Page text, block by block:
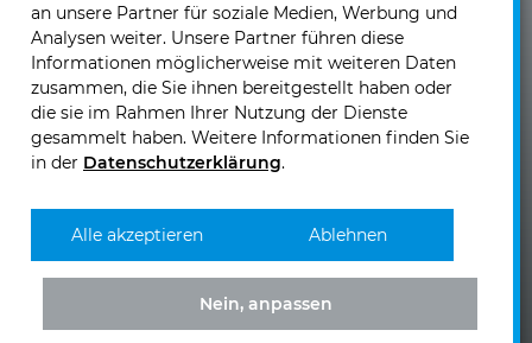
KIRCHHOFF Mobility GmbH & Co. KG
Nikolaus-Otto-Straße 5
40721 Hilden
Telefon:+49 2103 5876 - 0
MobilityMobility
KIRCHHOFF
Mobility
KIRCHHOFF
Mobility
an unsere Partner für soziale Medien, Werbung und
Analysen weiter. Unsere Partner führen diese
Informationen möglicherweise mit weiteren Daten
zusammen, die Sie ihnen bereitgestellt haben oder
die sie im Rahmen Ihrer Nutzung der Dienste
gesammelt haben. Weitere Informationen finden Sie
in der Datenschutzerklärung.
Nein, anpassen
Ablehnen
Alle akzeptieren